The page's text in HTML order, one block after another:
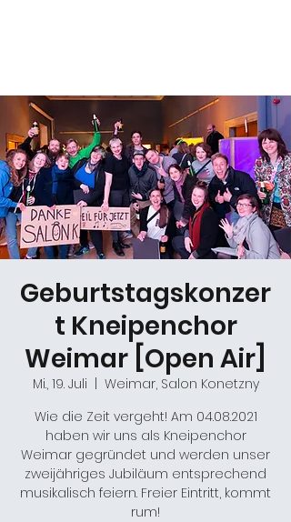
Geburtstagskonzer
t Kneipenchor
Weimar [Open Air]
Mi., 19. Juli
Weimar, Salon Konetzny
Wie die Zeit vergeht! Am 04.08.2021
haben wir uns als Kneipenchor
Weimar gegründet und werden unser
zweijähriges Jubiläum entsprechend
musikalisch feiern. Freier Eintritt, kommt
rum!